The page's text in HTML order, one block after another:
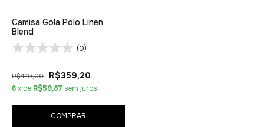
Camisa Gola Polo Linen
Blend
(0)
R$449,00 R$359,20
6x de R$59,87 sem juros
COMPRAR